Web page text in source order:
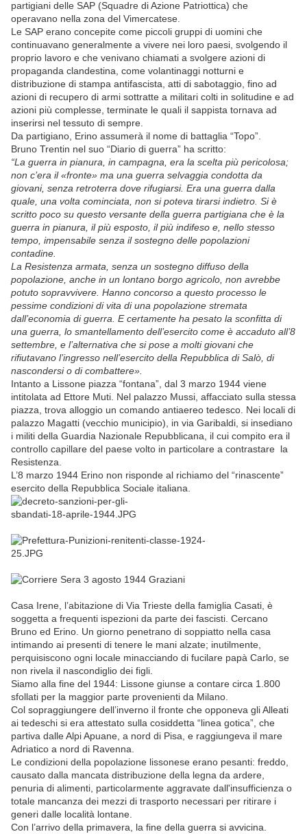
partigiani delle SAP (Squadre di Azione Patriottica) che
operavano nella zona del Vimercatese.
Le SAP erano concepite come piccoli gruppi di uomini che
continuavano generalmente a vivere nei loro paesi, svolgendo il
proprio lavoro e che venivano chiamati a svolgere azioni di
propaganda clandestina, come volantinaggi notturni e
distribuzione di stampa antifascista, atti di sabotaggio, fino ad
azioni di recupero di armi sottratte a militari colti in solitudine e ad
azioni più complesse, terminate le quali il sappista tornava ad
inserirsi nel tessuto di sempre.
Da partigiano, Erino assumerà il nome di battaglia “Topo”.
Bruno Trentin nel suo “Diario di guerra” ha scritto:
“La guerra in pianura, in campagna, era la scelta più pericolosa;
non c’era il «fronte» ma una guerra selvaggia condotta da
giovani, senza retroterra dove rifugiarsi. Era una guerra dalla
quale, una volta cominciata, non si poteva tirarsi indietro. Si è
scritto poco su questo versante della guerra partigiana che è la
guerra in pianura, il più esposto, il più indifeso e, nello stesso
tempo, impensabile senza il sostegno delle popolazioni
contadine.
La Resistenza armata, senza un sostegno diffuso della
popolazione, anche in un lontano borgo agricolo, non avrebbe
potuto sopravvivere. Hanno concorso a questo processo le
pessime condizioni di vita di una popolazione stremata
dall’economia di guerra. E certamente ha pesato la sconfitta di
una guerra, lo smantellamento dell’esercito come è accaduto all’8
settembre, e l’alternativa che si pose a molti giovani che
rifiutavano l’ingresso nell’esercito della Repubblica di Salò, di
nascondersi o di combattere».
Intanto a Lissone piazza “fontana”, dal 3 marzo 1944 viene
intitolata ad Ettore Muti. Nel palazzo Mussi, affacciato sulla stessa
piazza, trova alloggio un comando antiaereo tedesco. Nei locali di
palazzo Magatti (vecchio municipio), in via Garibaldi, si insediano
i militi della Guardia Nazionale Repubblicana, il cui compito era il
controllo capillare del paese volto in particolare a contrastare la
Resistenza.
L’8 marzo 1944 Erino non risponde al richiamo del “rinascente”
esercito della Repubblica Sociale italiana.
Casa Irene, l’abitazione di Via Trieste della famiglia Casati, è
soggetta a frequenti ispezioni da parte dei fascisti. Cercano
Bruno ed Erino. Un giorno penetrano di soppiatto nella casa
intimando ai presenti di tenere le mani alzate; inutilmente,
perquisiscono ogni locale minacciando di fucilare papà Carlo, se
non rivela il nascondiglio dei figli.
Siamo alla fine del 1944: Lissone giunse a contare circa 1.800
sfollati per la maggior parte provenienti da Milano.
Col sopraggiungere dell’inverno il fronte che opponeva gli Alleati
ai tedeschi si era attestato sulla cosiddetta “linea gotica”, che
partiva dalle Alpi Apuane, a nord di Pisa, e raggiungeva il mare
Adriatico a nord di Ravenna.
Le condizioni della popolazione lissonese erano pesanti: freddo,
causato dalla mancata distribuzione della legna da ardere,
penuria di alimenti, particolarmente aggravate dall'insufficienza o
totale mancanza dei mezzi di trasporto necessari per ritirare i
generi dalle località lontane.
Con l’arrivo della primavera, la fine della guerra si avvicina.